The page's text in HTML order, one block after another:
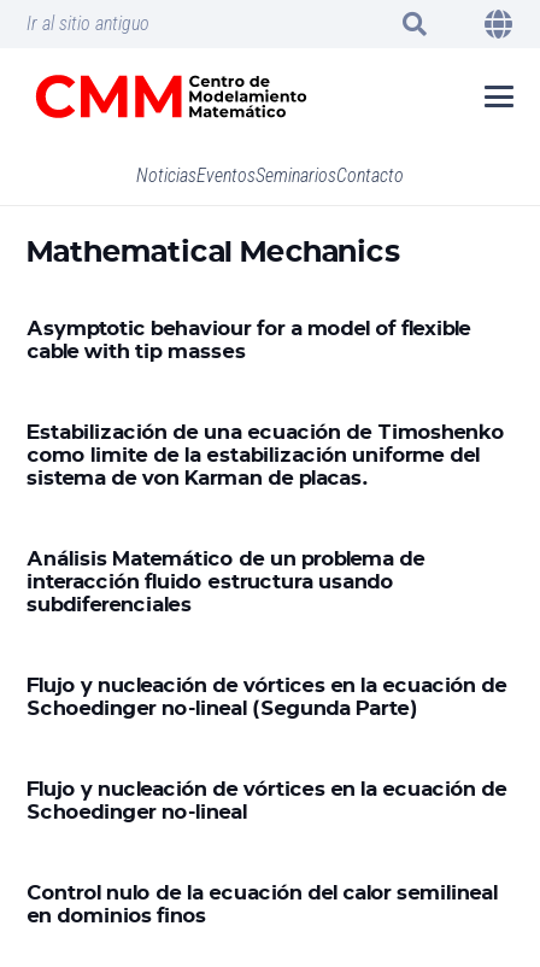
Ir al sitio antiguo
NoticiasEventosSeminariosContacto
Mathematical Mechanics
Asymptotic behaviour for a model of flexible
cable with tip masses
Estabilización de una ecuación de Timoshenko
como limite de la estabilización uniforme del
sistema de von Karman de placas.
Análisis Matemático de un problema de
interacción fluido estructura usando
subdiferenciales
Flujo y nucleación de vórtices en la ecuación de
Schoedinger no-lineal (Segunda Parte)
Flujo y nucleación de vórtices en la ecuación de
Schoedinger no-lineal
Control nulo de la ecuación del calor semilineal
en dominios finos